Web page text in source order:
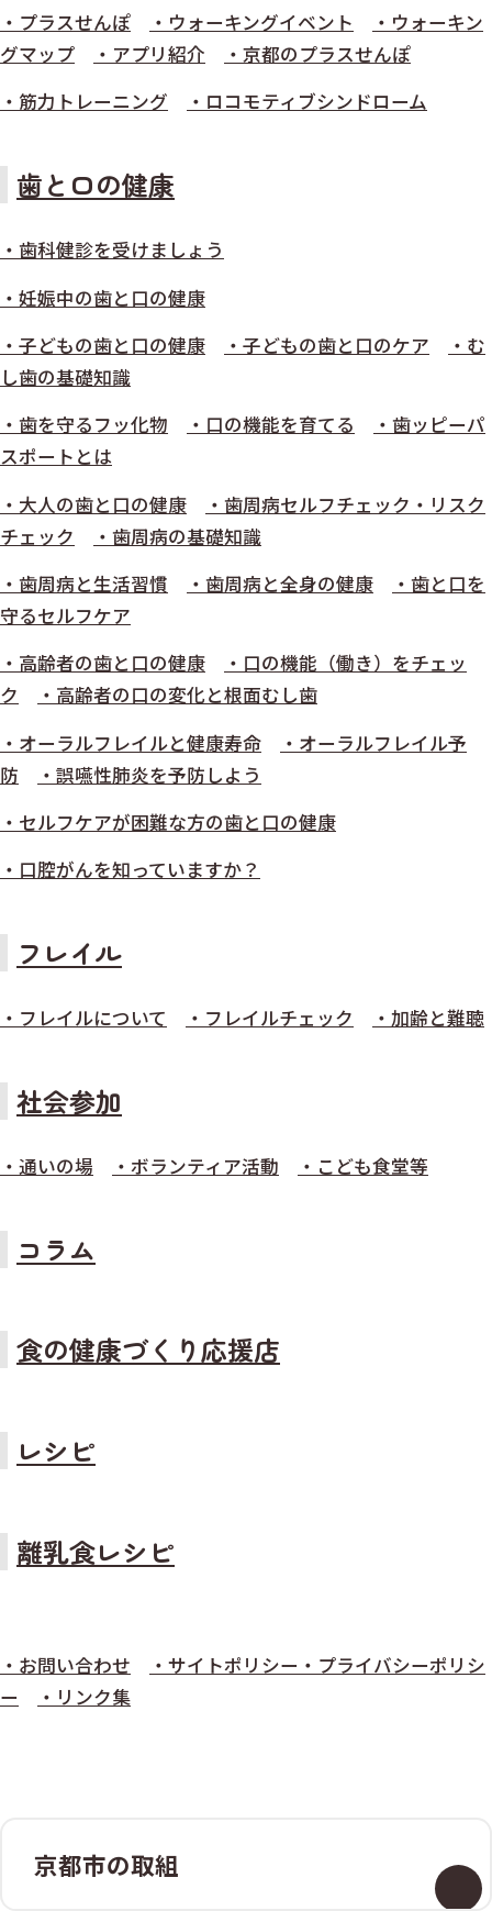
・プラスせんぽ ・ウォーキングイベント
・ウォーキン
グマップ
・アプリ紹介
・京都のプラスせんぽ
・筋力トレーニング
・ロコモティブシンドローム
歯と口の健康
・歯科健診を受けましょう
・妊娠中の歯と口の健康
・子どもの歯と口の健康
・子どもの歯と口のケア
・む
し歯の基礎知識
・歯を守るフッ化物
・口の機能を育てる
・歯ッピーパ
スポートとは
・大人の歯と口の健康
・歯周病セルフチェック・リスク
チェック
・歯周病の基礎知識
・歯周病と生活習慣
・歯周病と全身の健康
・歯と口を
守るセルフケア
・高齢者の歯と口の健康
・口の機能（働き）をチェッ
ク
・高齢者の口の変化と根面むし歯
・オーラルフレイルと健康寿命
・オーラルフレイル予
防
・誤嚥性肺炎を予防しよう
・セルフケアが困難な方の歯と口の健康
・口腔がんを知っていますか？
フレイル
・フレイルについて ・フレイルチェック ・加齢と難聴
社会参加
・通いの場 ・ボランティア活動 ・こども食堂等
コラム
食の健康づくり応援店
レシピ
離乳食レシピ
・お問い合わせ
・サイトポリシー・プライバシーポリシ
ー
・リンク集
京都市の取組